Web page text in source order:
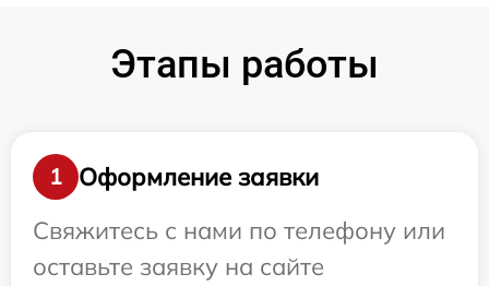
Этапы работы
1
Оформление заявки
Свяжитесь с нами по телефону или
оставьте заявку на сайте